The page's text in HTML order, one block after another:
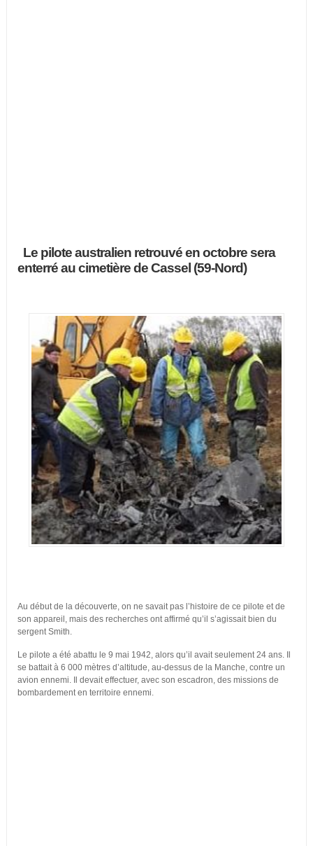
Le pilote australien retrouvé en octobre sera
enterré au cimetière de Cassel (59-Nord)
Au début de la découverte, on ne savait pas l’histoire de ce pilote et de
son appareil, mais des recherches ont affirmé qu’il s’agissait bien du
sergent Smith.
Le pilote a été abattu le 9 mai 1942, alors qu’il avait seulement 24 ans. Il
se battait à 6 000 mètres d’altitude, au-dessus de la Manche, contre un
avion ennemi. Il devait effectuer, avec son escadron, des missions de
bombardement en territoire ennemi.